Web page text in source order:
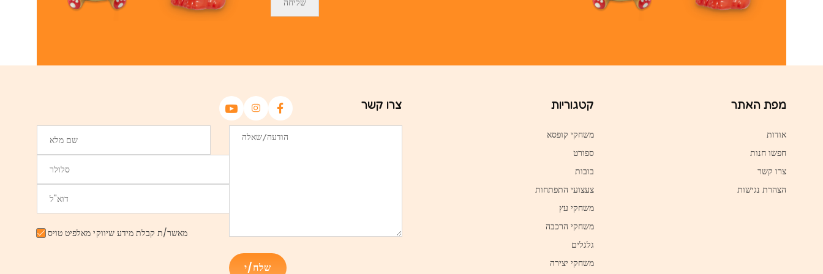
מפת האתר
אודות
חפשו חנות
צרו קשר
הצהרת נגישות
קטגוריות
משחקי קופסא
ספורט
בובות
צעצועי התפתחות
משחקי עץ
משחקי הרכבה
גלגלים
משחקי יצירה
צרו קשר
מאשר/ת קבלת מידע שיווקי מאלפיט טויס